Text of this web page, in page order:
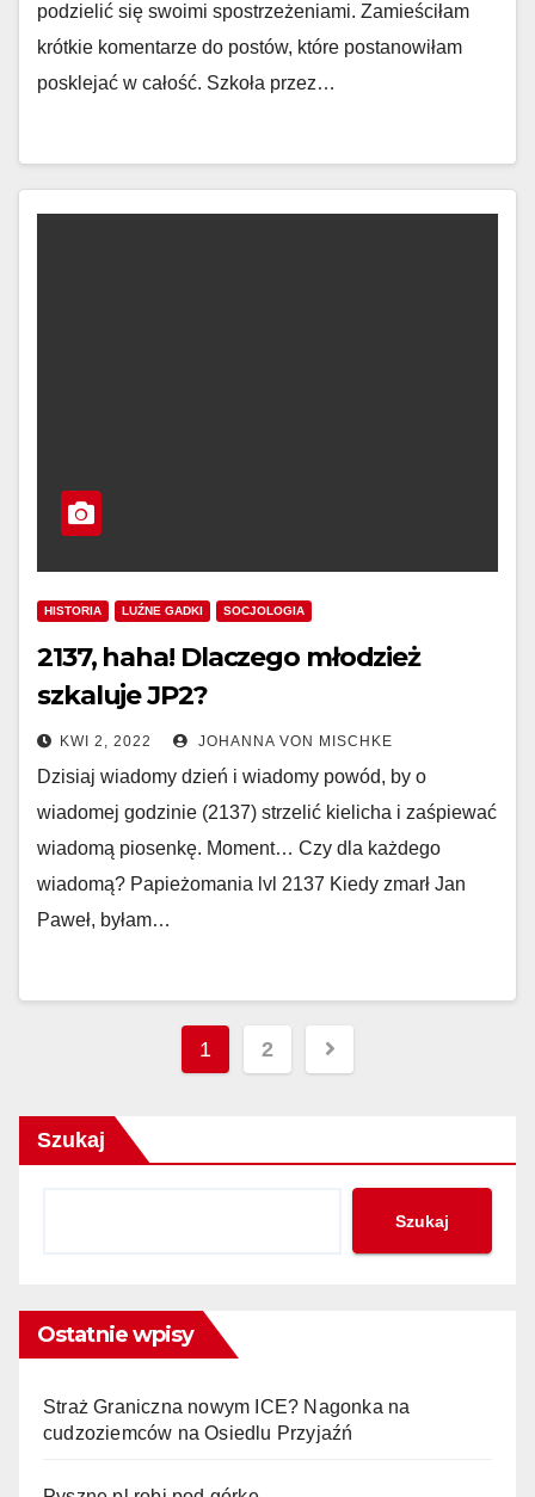
podzielić się swoimi spostrzeżeniami. Zamieściłam
krótkie komentarze do postów, które postanowiłam
posklejać w całość. Szkoła przez…
HISTORIA LUŹNE GADKI SOCJOLOGIA
2137, haha! Dlaczego młodzież
szkaluje JP2?
KWI 2, 2022 JOHANNA VON MISCHKE
Dzisiaj wiadomy dzień i wiadomy powód, by o
wiadomej godzinie (2137) strzelić kielicha i zaśpiewać
wiadomą piosenkę. Moment… Czy dla każdego
wiadomą? Papieżomania lvl 2137 Kiedy zmarł Jan
Paweł, byłam…
Nawigacja
1 2
Szukaj
Szukaj
Ostatnie wpisy
Straż Graniczna nowym ICE? Nagonka na
cudzoziemców na Osiedlu Przyjaźń